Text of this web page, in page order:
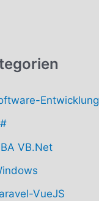
Entwicklung
VB.Net
VueJS